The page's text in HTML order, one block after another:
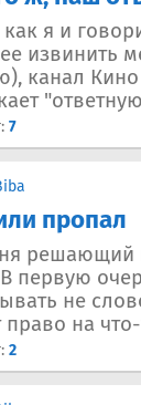
как я и
извинить
канал Кино
7
пропал
решающий
первую
не
право на
2